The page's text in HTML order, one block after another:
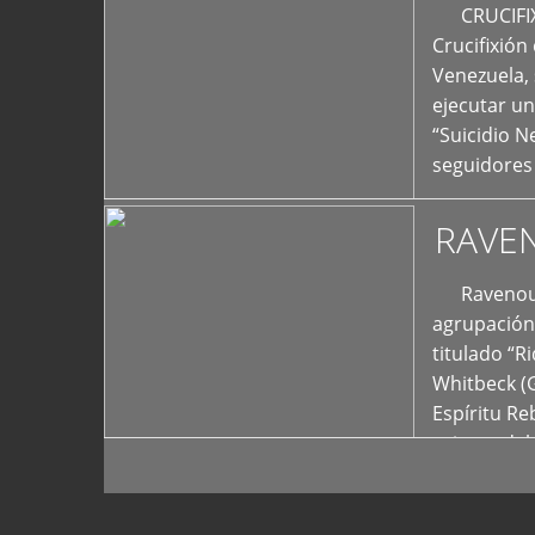
Crucifixión
ejecutar
“Suicidio
titulado
Whitbeck
Espíritu
oriente